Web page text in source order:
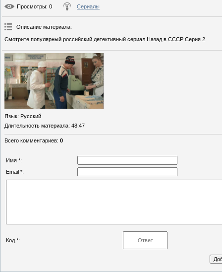
Просмотры: 0 Сериалы
Описание материала:
Смотрите популярный российский детективный сериал Назад в СССР Серия 2.
Язык: Русский
Длительность материала: 48:47
Всего комментариев: 0
Имя *:
Email *:
Код *: